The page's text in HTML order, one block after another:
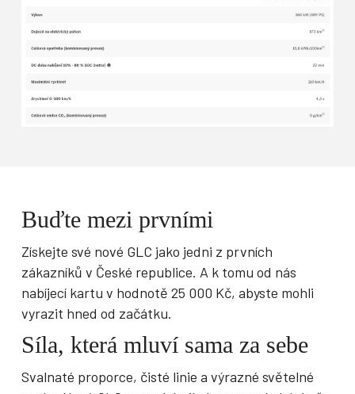
Buďte mezi prvními
Získejte své nové GLC jako jedni z prvních
zákazníků v České republice. A k tomu od nás
nabíjecí kartu v hodnotě 25 000 Kč, abyste mohli
vyrazit hned od začátku.
Síla, která mluví sama za sebe
Svalnaté proporce, čisté linie a výrazné světelné